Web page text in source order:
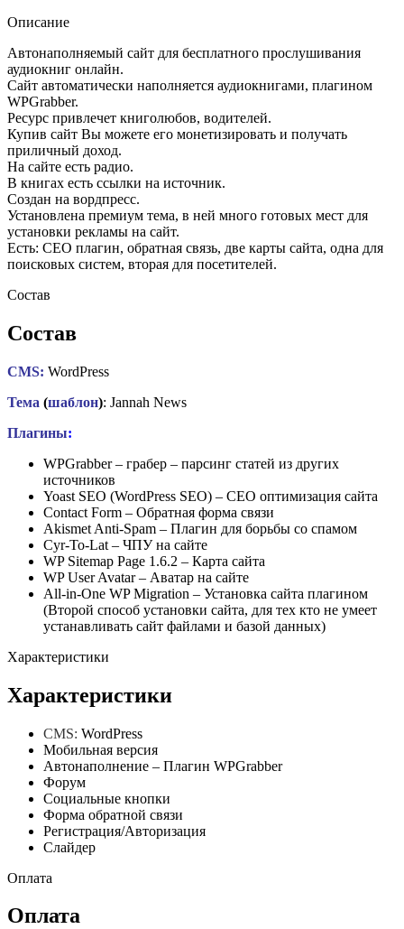
Описание
Автонаполняемый сайт для бесплатного прослушивания
аудиокниг онлайн.
Сайт автоматически наполняется аудиокнигами, плагином
WPGrabber.
Ресурс привлечет книголюбов, водителей.
Купив сайт Вы можете его монетизировать и получать
приличный доход.
На сайте есть радио.
В книгах есть ссылки на источник.
Создан на вордпресс.
Установлена премиум тема, в ней много готовых мест для
установки рекламы на сайт.
Есть: СЕО плагин, обратная связь, две карты сайта, одна для
поисковых систем, вторая для посетителей.
Состав
Состав
CMS: WordPress
Тема (шаблон): Jannah News
Плагины:
WPGrabber – грабер – парсинг статей из других
источников
Yoast SEO (WordPress SEO) – СЕО оптимизация сайта
Contact Form – Обратная форма связи
Akismet Anti-Spam – Плагин для борьбы со спамом
Cyr-To-Lat – ЧПУ на сайте
WP Sitemap Page 1.6.2 – Карта сайта
WP User Avatar – Аватар на сайте
All-in-One WP Migration – Установка сайта плагином
(Второй способ установки сайта, для тех кто не умеет
устанавливать сайт файлами и базой данных)
Характеристики
Характеристики
CMS: WordPress
Мобильная версия
Автонаполнение – Плагин WPGrabber
Форум
Социальные кнопки
Форма обратной связи
Регистрация/Авторизация
Слайдер
Оплата
Оплата